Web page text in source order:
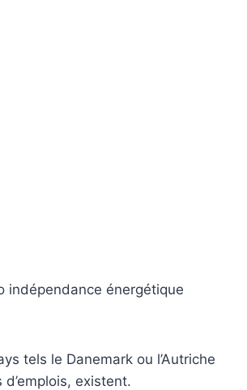
indépendance énergétique
tels le Danemark ou l’Autriche
existent.